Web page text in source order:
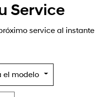
Service
service al instante
el modelo